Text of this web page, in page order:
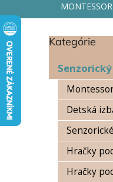
B
Preskočiť
Kategórie
Detská
Hračky
Hračky